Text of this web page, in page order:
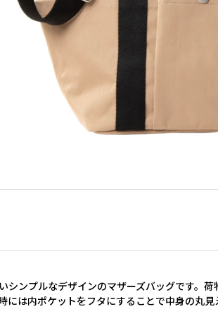
シンプルなデザインのマザーズバッグです。
には内ポケットをフタにすることで中身の丸見